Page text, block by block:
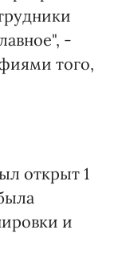
-
того,
открыт 1
и